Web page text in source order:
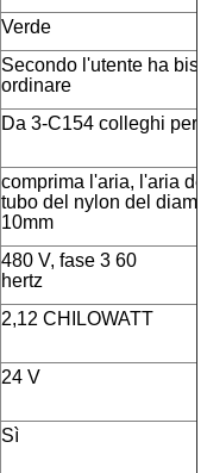
Secondo l'utente ha
ordinare
Da 3-C154 colleghi per
comprima l'aria, l'aria
tubo del nylon del
480 V, fase 3 60
2,12 CHILOWATT
24 V
Sì